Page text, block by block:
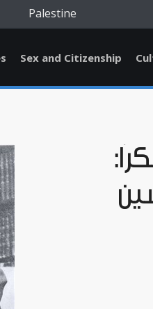
Palestine
Sex and Citizenship